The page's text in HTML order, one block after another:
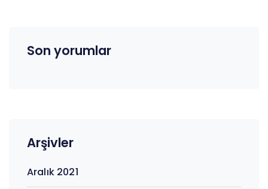
Son yorumlar
Arşivler
Aralık 2021